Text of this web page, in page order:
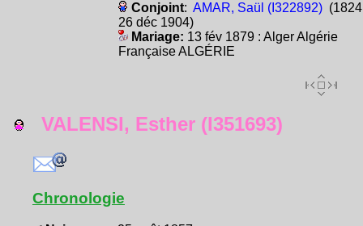
Conjoint: AMAR, Saül (I322892)(1824
26 déc 1904)
Mariage: 13 fév 1879 : Alger Algérie
Française ALGÉRIE
VALENSI, Esther (I351693)
Chronologie